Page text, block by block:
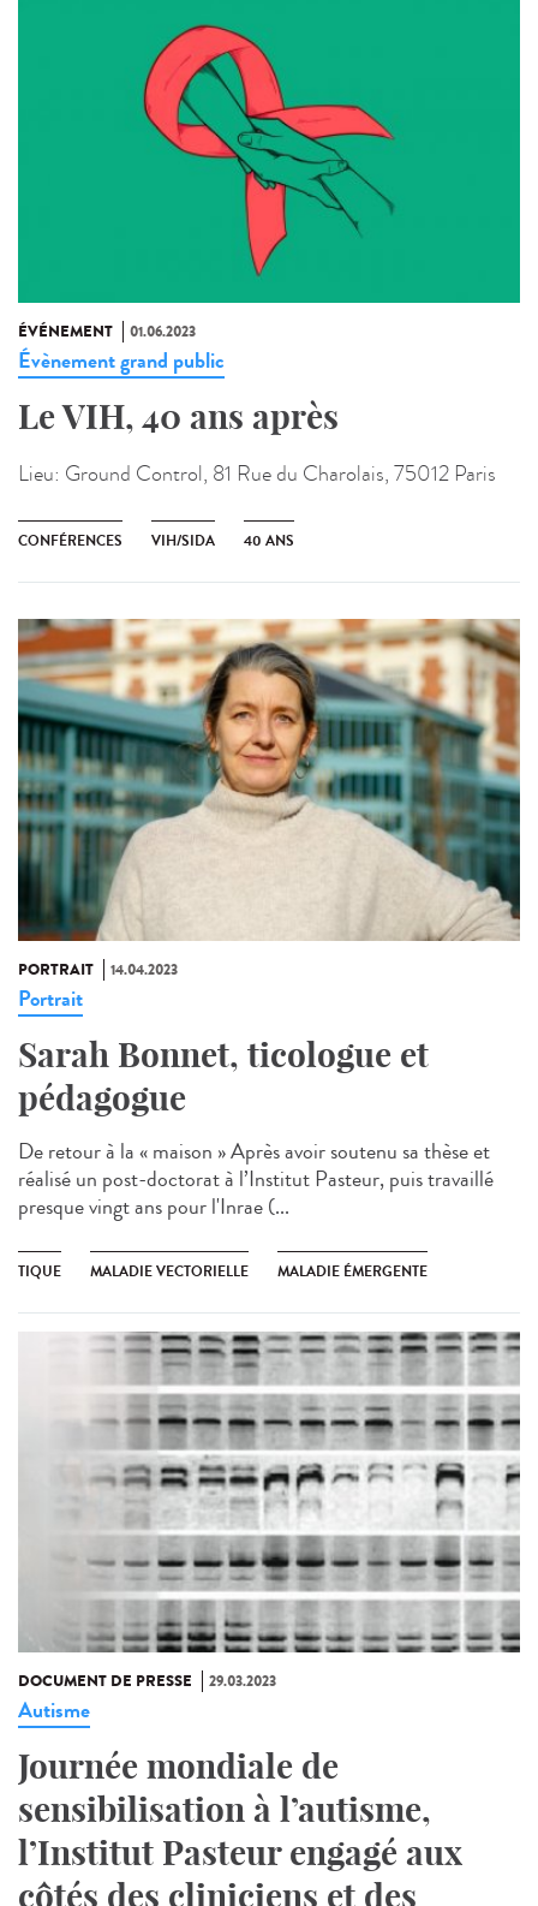
ÉVÉNEMENT 01.06.2023
Évènement grand public
Le VIH, 40 ans après
Lieu: Ground Control, 81 Rue du Charolais, 75012 Paris
CONFÉRENCES VIH/SIDA 40 ANS
PORTRAIT 14.04.2023
Portrait
Sarah Bonnet, ticologue et
pédagogue
De retour à la « maison » Après avoir soutenu sa thèse et
réalisé un post-doctorat à l’Institut Pasteur, puis travaillé
presque vingt ans pour l'Inrae (...
TIQUE MALADIE VECTORIELLE MALADIE ÉMERGENTE
DOCUMENT DE PRESSE 29.03.2023
Autisme
Journée mondiale de
sensibilisation à l’autisme,
l’Institut Pasteur engagé aux
côtés des cliniciens et des